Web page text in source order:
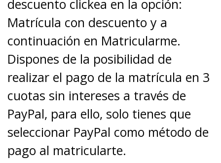
descuento clickea en la opción:
Matrícula con descuento y a
continuación en Matricularme.
Dispones de la posibilidad de
realizar el pago de la matrícula en 3
cuotas sin intereses a través de
PayPal, para ello, solo tienes que
seleccionar PayPal como método de
pago al matricularte.